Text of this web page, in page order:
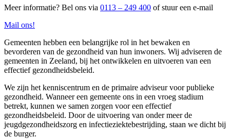
Meer informatie? Bel ons via 0113 – 249 400 of stuur een e-mail
Mail ons!
Gemeenten hebben een belangrijke rol in het bewaken en
bevorderen van de gezondheid van hun inwoners. Wij adviseren de
gemeenten in Zeeland, bij het ontwikkelen en uitvoeren van een
effectief gezondheidsbeleid.
We zijn het kenniscentrum en de primaire adviseur voor publieke
gezondheid. Wanneer een gemeente ons in een vroeg stadium
betrekt, kunnen we samen zorgen voor een effectief
gezondheidsbeleid. Door de uitvoering van onder meer de
jeugdgezondheidszorg en infectieziektebestrijding, staan we dicht bij
de burger.